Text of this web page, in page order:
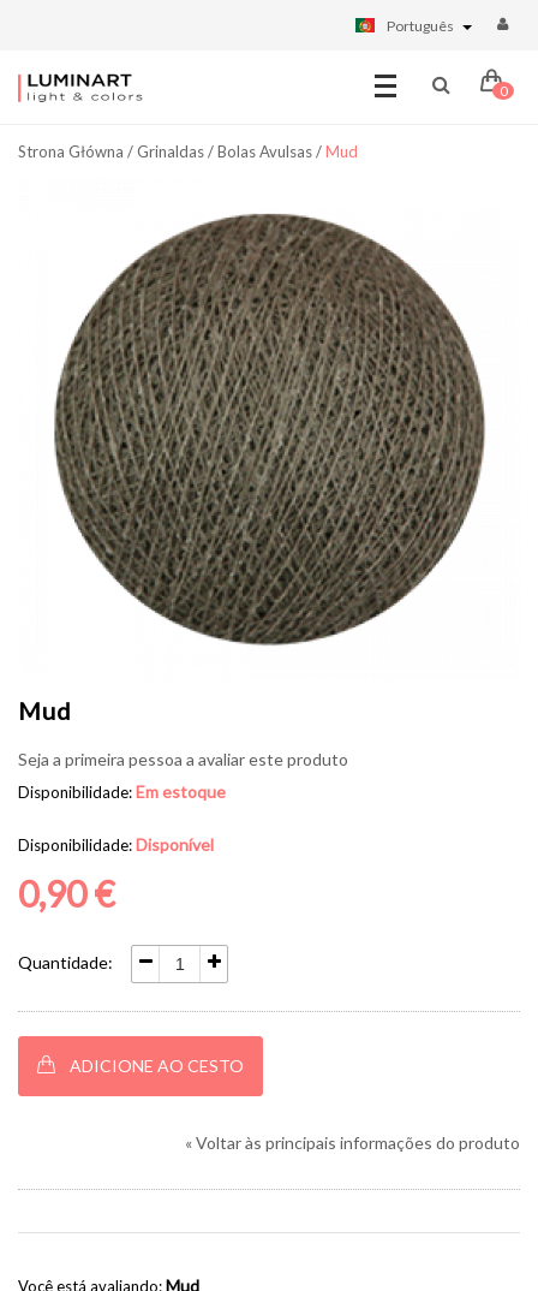
Português
0
Strona Główna / Grinaldas/Bolas Avulsas/Mud
Mud
Seja a primeira pessoa a avaliar este produto
Disponibilidade:Em estoque
Disponibilidade:Disponível
0,90 €
Quantidade:
ADICIONE AO CESTO
«Voltar às principais informações do produto
Você está avaliando:Mud